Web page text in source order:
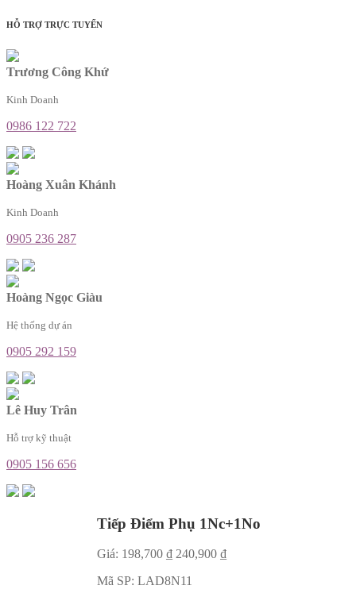
HỖ TRỢ TRỰC TUYẾN
Trương Công Khứ
Kinh Doanh
0986 122 722
Hoàng Xuân Khánh
Kinh Doanh
0905 236 287
Hoàng Ngọc Giàu
Hệ thống dự án
0905 292 159
Lê Huy Trân
Hỗ trợ kỹ thuật
0905 156 656
Tiếp Điểm Phụ 1Nc+1No
Giá: 198,700 ₫ 240,900 ₫
Mã SP: LAD8N11